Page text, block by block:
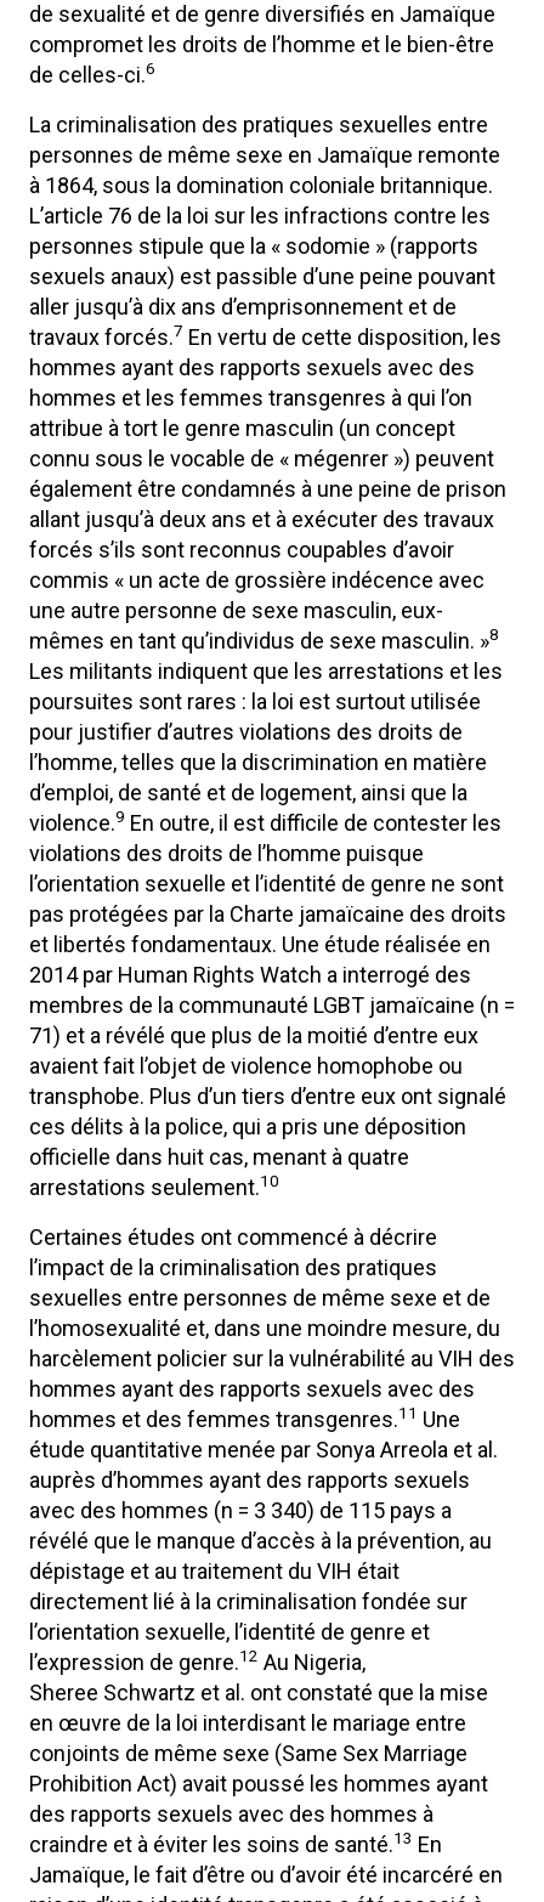
de sexualité et de genre diversifiés en Jamaïque
compromet les droits de l’homme et le bien-être
de celles-ci.6
La criminalisation des pratiques sexuelles entre
personnes de même sexe en Jamaïque remonte
à 1864, sous la domination coloniale britannique.
L’article 76 de la loi sur les infractions contre les
personnes stipule que la « sodomie » (rapports
sexuels anaux) est passible d’une peine pouvant
aller jusqu’à dix ans d’emprisonnement et de
travaux forcés.7 En vertu de cette disposition, les
hommes ayant des rapports sexuels avec des
hommes et les femmes transgenres à qui l’on
attribue à tort le genre masculin (un concept
connu sous le vocable de « mégenrer ») peuvent
également être condamnés à une peine de prison
allant jusqu’à deux ans et à exécuter des travaux
forcés s’ils sont reconnus coupables d’avoir
commis « un acte de grossière indécence avec
une autre personne de sexe masculin, eux-
mêmes en tant qu’individus de sexe masculin. »8
Les militants indiquent que les arrestations et les
poursuites sont rares : la loi est surtout utilisée
pour justifier d’autres violations des droits de
l’homme, telles que la discrimination en matière
d’emploi, de santé et de logement, ainsi que la
violence.9 En outre, il est difficile de contester les
violations des droits de l’homme puisque
l’orientation sexuelle et l’identité de genre ne sont
pas protégées par la Charte jamaïcaine des droits
et libertés fondamentaux. Une étude réalisée en
2014 par Human Rights Watch a interrogé des
membres de la communauté LGBT jamaïcaine (n =
71) et a révélé que plus de la moitié d’entre eux
avaient fait l’objet de violence homophobe ou
transphobe. Plus d’un tiers d’entre eux ont signalé
ces délits à la police, qui a pris une déposition
officielle dans huit cas, menant à quatre
arrestations seulement.10
Certaines études ont commencé à décrire
l’impact de la criminalisation des pratiques
sexuelles entre personnes de même sexe et de
l’homosexualité et, dans une moindre mesure, du
harcèlement policier sur la vulnérabilité au VIH des
hommes ayant des rapports sexuels avec des
hommes et des femmes transgenres.11 Une
étude quantitative menée par Sonya Arreola et al.
auprès d’hommes ayant des rapports sexuels
avec des hommes (n = 3 340) de 115 pays a
révélé que le manque d’accès à la prévention, au
dépistage et au traitement du VIH était
directement lié à la criminalisation fondée sur
l’orientation sexuelle, l’identité de genre et
l’expression de genre.12 Au Nigeria,
Sheree Schwartz et al. ont constaté que la mise
en œuvre de la loi interdisant le mariage entre
conjoints de même sexe (Same Sex Marriage
Prohibition Act) avait poussé les hommes ayant
des rapports sexuels avec des hommes à
craindre et à éviter les soins de santé.13 En
Jamaïque, le fait d’être ou d’avoir été incarcéré en